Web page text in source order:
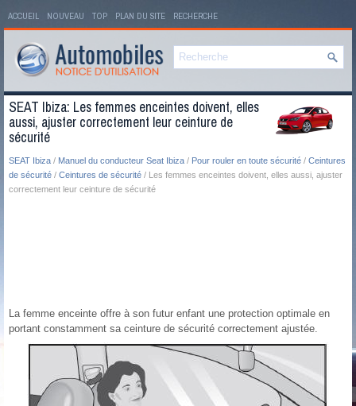
ACCUEIL NOUVEAU TOP PLAN DU SITE RECHERCHE
SEAT Ibiza: Les femmes enceintes doivent, elles
aussi, ajuster correctement leur ceinture de
sécurité
SEAT Ibiza / Manuel du conducteur Seat Ibiza / Pour rouler en toute sécurité / Ceintures
de sécurité / Ceintures de sécurité / Les femmes enceintes doivent, elles aussi, ajuster
correctement leur ceinture de sécurité
La femme enceinte offre à son futur enfant une protection optimale en
portant constamment sa ceinture de sécurité correctement ajustée.